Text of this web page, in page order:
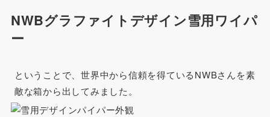
NWBグラファイトデザイン雪用ワイパ
ー
ということで、世界中から信頼を得ているNWBさんを素
敵な箱から出してみました。